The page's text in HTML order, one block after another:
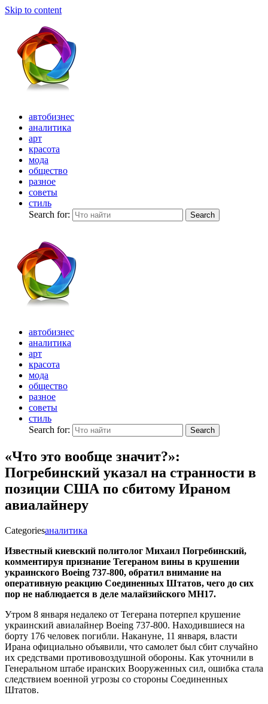
Skip to content
автобизнес
аналитика
арт
красота
мода
общество
разное
советы
стиль
Search for:
Search
автобизнес
аналитика
арт
красота
мода
общество
разное
советы
стиль
Search for:
Search
«Что это вообще значит?»:
Погребинский указал на странности в
позиции США по сбитому Ираном
авиалайнеру
Categoriesаналитика
Известный киевский политолог Михаил Погребинский,
комментируя признание Тегераном вины в крушении
украинского Boeing 737-800, обратил внимание на
оперативную реакцию Соединенных Штатов, чего до сих
пор не наблюдается в деле малайзийского MH17.
Утром 8 января недалеко от Тегерана потерпел крушение
украинский авиалайнер Boeing 737-800. Находившиеся на
борту 176 человек погибли. Накануне, 11 января, власти
Ирана официально объявили, что самолет был сбит случайно
их средствами противовоздушной обороны. Как уточнили в
Генеральном штабе иранских Вооруженных сил, ошибка стала
следствием военной угрозы со стороны Соединенных
Штатов.